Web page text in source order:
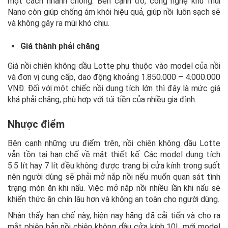
Nano còn giúp chống ám khói hiệu quả, giúp nồi luôn sạch sẽ
và không gây ra mùi khó chịu.
Giá thành phải chăng
Giá nồi chiên không dầu Lotte phụ thuộc vào model của nồi
và đơn vị cung cấp, dao động khoảng 1.850.000 – 4.000.000
VNĐ. Đối với một chiếc nồi dung tích lớn thì đây là mức giá
khá phải chăng, phù hợp với túi tiền của nhiều gia đình.
Nhược điểm
Bên cạnh những ưu điểm trên, nồi chiên không dầu Lotte
vẫn tồn tại hạn chế về mặt thiết kế. Các model dung tích
5.5 lít hay 7 lít đều không được trang bị cửa kính trong suốt
nên người dùng sẽ phải mở nắp nồi nếu muốn quan sát tình
trạng món ăn khi nấu. Việc mở nắp nồi nhiều lần khi nấu sẽ
khiến thức ăn chín lâu hơn và không an toàn cho người dùng.
Nhận thấy hạn chế này, hiện nay hãng đã cải tiến và cho ra